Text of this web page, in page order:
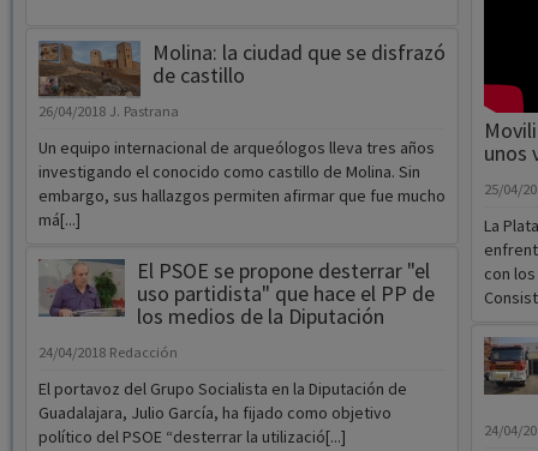
Molina: la ciudad que se disfrazó
de castillo
26/04/2018 J. Pastrana
Un equipo internacional de arqueólogos lleva tres años
investigando el conocido como castillo de Molina. Sin
embargo, sus hallazgos permiten afirmar que fue mucho
má[...]
El PSOE se propone desterrar "el
uso partidista" que hace el PP de
los medios de la Diputación
24/04/2018 Redacción
El portavoz del Grupo Socialista en la Diputación de
Guadalajara, Julio García, ha fijado como objetivo
político del PSOE “desterrar la utilizació[...]
unos
25/04/
La
con
24/04/